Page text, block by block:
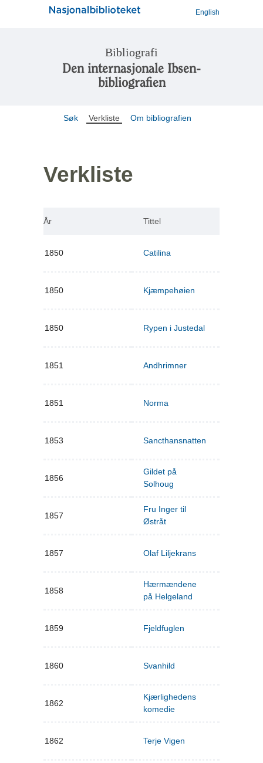
English
Bibliografi
Den internasjonale Ibsen-
bibliografien
Søk Verkliste Om bibliografien
Verkliste
År Tittel
1850 Catilina
1850 Kjæmpehøien
1850 Rypen i Justedal
1851 Andhrimner
1851 Norma
1853 Sancthansnatten
1856
Gildet på
Solhoug
1857
Fru Inger til
Østråt
1857 Olaf Liljekrans
1858
Hærmændene
på Helgeland
1859 Fjeldfuglen
1860 Svanhild
1862
Kjærlighedens
komedie
1862 Terje Vigen